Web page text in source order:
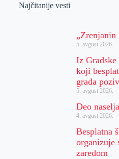
Najčitanije vesti
„Zrenjanin
5. avgust 2026.
Iz
koji
grada
5. avgust 2026.
Deo
4. avgust 2026.
Besplatna
organizuje
zaredom